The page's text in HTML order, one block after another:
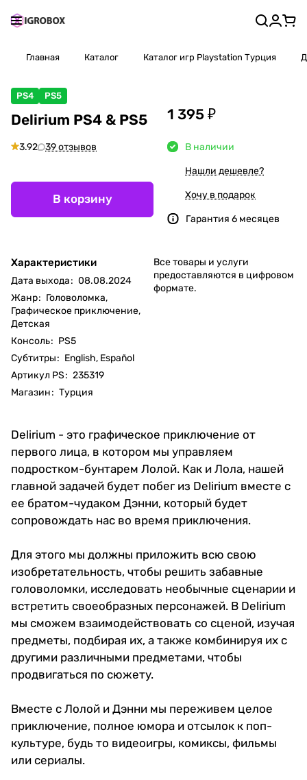
Главная Каталог Каталог игр Playstation Турция
PS4 PS5
Delirium PS4 & PS5
3.92 39 отзывов
В корзину
Характеристики
Дата выхода: 08.08.2024
Жанр: Головоломка,
Графическое приключение,
Детская
Консоль: PS5
Субтитры: English, Español
Артикул PS: 235319
Магазин: Турция
1 395 ₽
В наличии
Нашли дешевле?
Хочу в подарок
Гарантия 6 месяцев
Все товары и услуги
предоставляются в цифровом
формате.
Delirium - это графическое приключение от
первого лица, в котором мы управляем
подростком-бунтарем Лолой. Как и Лола, нашей
главной задачей будет побег из Delirium вместе с
ее братом-чудаком Дэнни, который будет
сопровождать нас во время приключения.
Для этого мы должны приложить всю свою
изобретательность, чтобы решить забавные
головоломки, исследовать необычные сценарии и
встретить своеобразных персонажей. В Delirium
мы сможем взаимодействовать со сценой, изучая
предметы, подбирая их, а также комбинируя их с
другими различными предметами, чтобы
продвигаться по сюжету.
Вместе с Лолой и Дэнни мы переживем целое
приключение, полное юмора и отсылок к поп-
культуре, будь то видеоигры, комиксы, фильмы
или сериалы.